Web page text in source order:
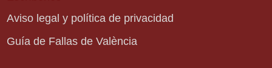
Aviso legal y política de privacidad
Guía de Fallas de València